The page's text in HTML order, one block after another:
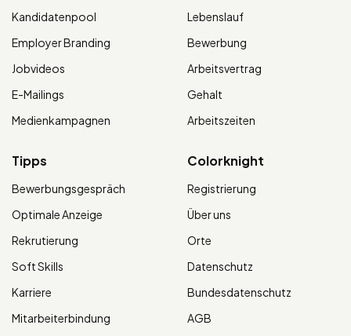
Kandidatenpool
Employer Branding
Jobvideos
E-Mailings
Medienkampagnen
Lebenslauf
Bewerbung
Arbeitsvertrag
Gehalt
Arbeitszeiten
Tipps
Bewerbungsgespräch
Optimale Anzeige
Rekrutierung
Soft Skills
Karriere
Mitarbeiterbindung
Colorknight
Registrierung
Über uns
Orte
Datenschutz
Bundesdatenschutz
AGB